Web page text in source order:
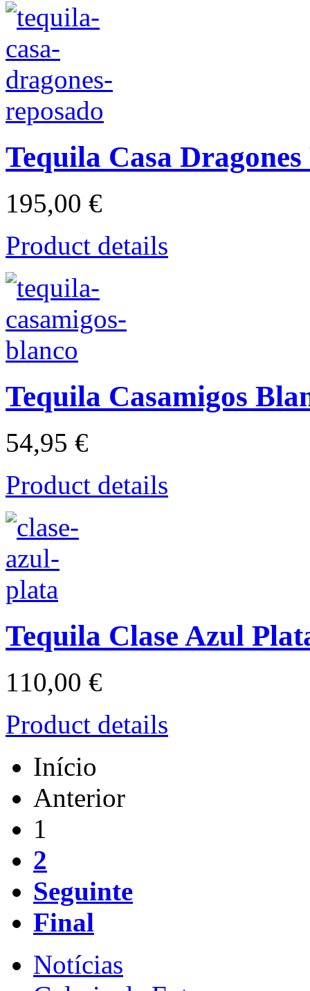
Tequila Casa Dragones
195,00 €
Product details
Tequila Casamigos
54,95 €
Product details
Tequila Clase Azul
110,00 €
Product details
Início
Anterior
1
2
Seguinte
Final
Notícias